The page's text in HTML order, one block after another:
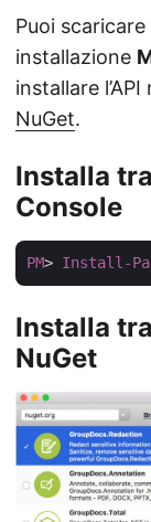
Puoi scaricare
installazione
installare
NuGet.
Installa
Console
PM> Install-
Installa
NuGet